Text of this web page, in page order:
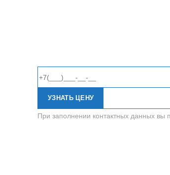
УЗНАТЬ ЦЕНУ
При заполнении контактных данных вы